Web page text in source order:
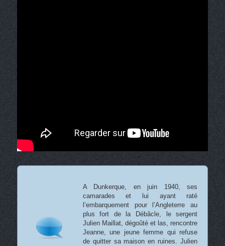
A Dunkerque, en juin 1940, ses
camarades et lui ayant raté
l’embarquement pour l’Angleterre au
plus fort de la Débâcle, le sergent
Julien Maillat, dégoûté et las, rencontre
Jeanne, une jeune femme qui refuse
de quitter sa maison en ruines. Julien